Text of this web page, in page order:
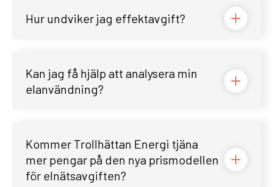
Hur undviker jag effektavgift?
Kan jag få hjälp att analysera min
elanvändning?
Kommer Trollhättan Energi tjäna
mer pengar på den nya prismodellen
för elnätsavgiften?